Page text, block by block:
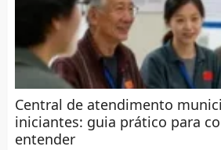
Central de atendimento
iniciantes: guia prático para
entender